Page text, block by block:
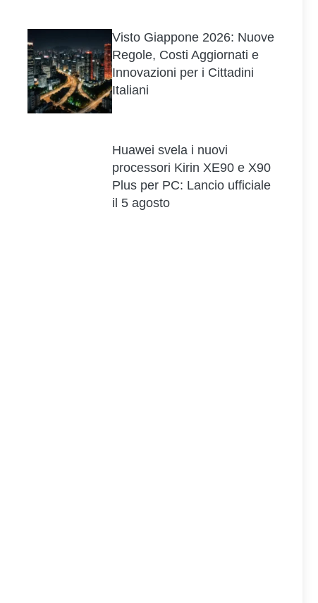
Visto Giappone 2026: Nuove
Regole, Costi Aggiornati e
Innovazioni per i Cittadini
Italiani
Huawei svela i nuovi
processori Kirin XE90 e X90
Plus per PC: Lancio ufficiale
il 5 agosto